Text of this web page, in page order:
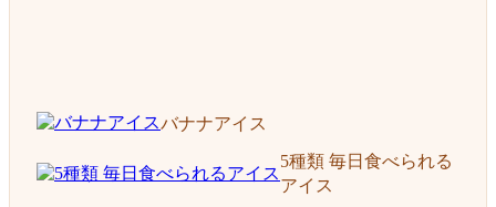
バナナアイス
5種類 毎日食べられる
アイス